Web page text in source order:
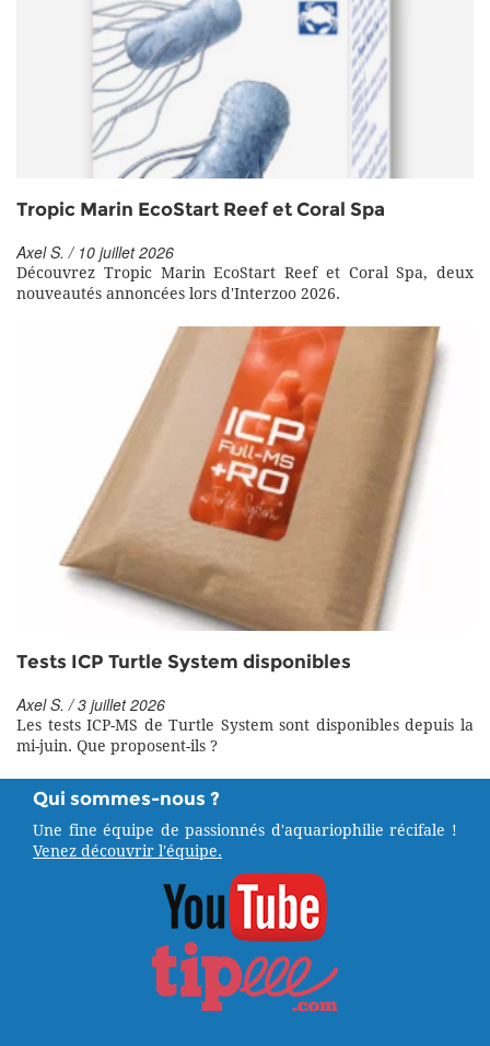
Tropic Marin EcoStart Reef et Coral Spa
Axel S. / 10 juillet 2026
Découvrez Tropic Marin EcoStart Reef et Coral Spa, deux
nouveautés annoncées lors d'Interzoo 2026.
Tests ICP Turtle System disponibles
Axel S. / 3 juillet 2026
Les tests ICP-MS de Turtle System sont disponibles depuis la
mi-juin. Que proposent-ils ?
Qui sommes-nous ?
Une fine équipe de passionnés d'aquariophilie récifale !
Venez découvrir l'équipe.